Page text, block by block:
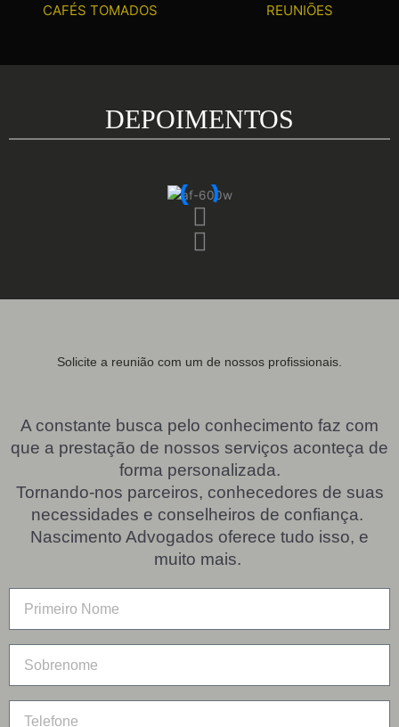
CAFÉS TOMADOS REUNIŌES
DEPOIMENTOS
Solicite a reunião com um de nossos profissionais.
A constante busca pelo conhecimento faz com
que a prestação de nossos serviços aconteça de
forma personalizada.
Tornando-nos parceiros, conhecedores de suas
necessidades e conselheiros de confiança.
Nascimento Advogados oferece tudo isso, e
muito mais.